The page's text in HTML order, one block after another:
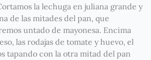
la lechuga en juliana grande y
de las mitades del pan, que
untado de mayonesa. Encima
las rodajas de tomate y huevo, el
tapando con la otra mitad del pan